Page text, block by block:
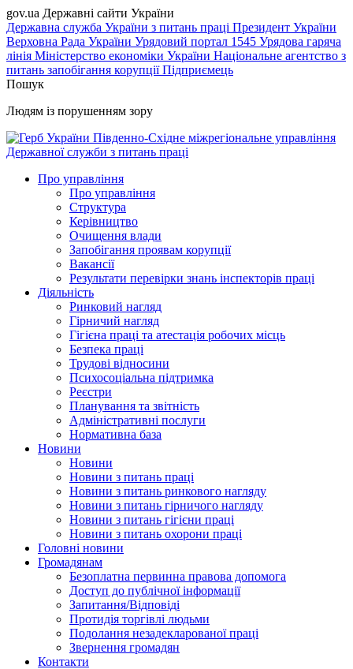
gov.ua Державні сайти України
Державна служба України з питань праці Президент України
Верховна Рада України Урядовий портал 1545 Урядова гаряча
лінія Міністерство економіки України Національне агентство з
питань запобігання корупціїПідприємець
Пошук
Людям із порушенням зору
Південно-Східне міжрегіональне управління
Державної служби з питань праці
Про управління
Про управління
Структура
Керівництво
Очищення влади
Запобігання проявам корупції
Вакансії
Результати перевірки знань інспекторів праці
Діяльність
Ринковий нагляд
Гірничий нагляд
Гігієна праці та атестація робочих місць
Безпека праці
Трудові відносини
Психосоціальна підтримка
Реєстри
Планування та звітність
Адміністративні послуги
Нормативна база
Новини
Новини
Новини з питань праці
Новини з питань ринкового нагляду
Новини з питань гірничого нагляду
Новини з питань гігієни праці
Новини з питань охорони праці
Головні новини
Громадянам
Безоплатна первинна правова допомога
Доступ до публічної інформації
Запитання/Відповіді
Протидія торгівлі людьми
Подолання незадекларованої праці
Звернення громадян
Контакти